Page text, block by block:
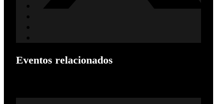
Eventos relacionados